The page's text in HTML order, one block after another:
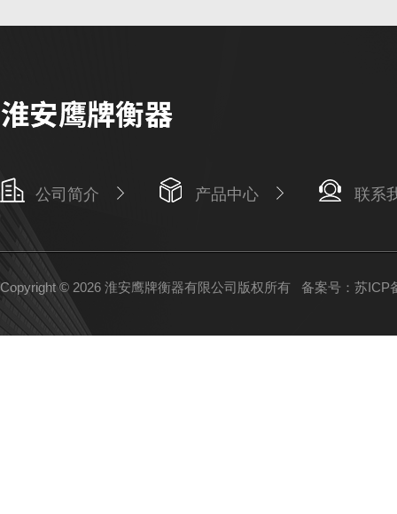
公司简介 产品中心 联系
Copyright © 2026 淮安鹰牌衡器有限公司版权所有 备案号：苏ICP